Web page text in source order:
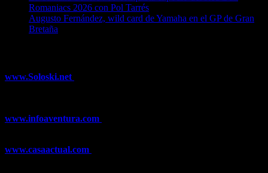
Romaniacs 2026 con Pol Tarrés
Augusto Fernández, wild card de Yamaha en el GP de Gran
Bretaña
www.Soloski.net
www.infoaventura.com
www.casaactual.com